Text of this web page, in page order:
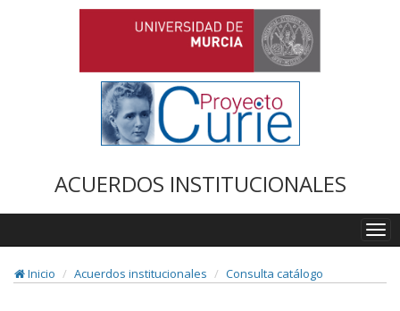
ACUERDOS INSTITUCIONALES
Inicio
Acuerdos institucionales Consulta catálogo